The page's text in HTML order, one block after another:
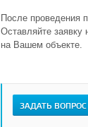
После проведения
Оставляйте заявку
на Вашем объекте.
ЗАДАТЬ ВОПРОС